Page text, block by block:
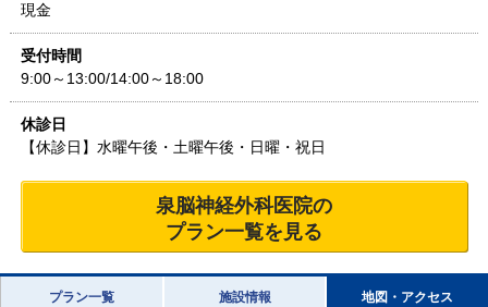
現金
受付時間
9:00～13:00/14:00～18:00
休診日
【休診日】水曜午後・土曜午後・日曜・祝日
泉脳神経外科医院の
プラン一覧を見る
プラン一覧 施設情報 地図・アクセス